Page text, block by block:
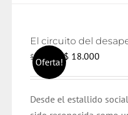
Oferta!
$19.000
El
precio
era:
$ 18.000
es:
Desde el estallido